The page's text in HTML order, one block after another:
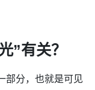
”有关？
部分，也就是可见